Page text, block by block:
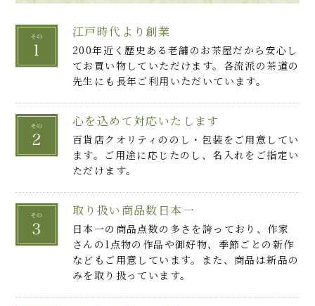
江戸時代より創業
200年近く歴史ある老舗のお茶屋だから安心し
てお買い物していただけます。各流派の茶道の
先生にも長年ご利用いただいています。
心を込めて対応いたします
百貨店クオリティののし・包装をご用意してい
ます。ご用途に応じたのし、名入れをご指定い
ただけます。
取り扱い商品数日本一
日本一の商品点数の多さを誇っており、作家
さんの1点物の作品や御好物、季節ごとの新作
などもご用意しています。また、商品は新品の
みを取り扱っています。